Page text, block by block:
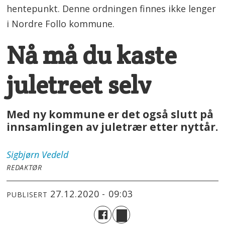
hentepunkt. Denne ordningen finnes ikke lenger
i Nordre Follo kommune.
Nå må du kaste
juletreet selv
Med ny kommune er det også slutt på
innsamlingen av juletrær etter nyttår.
Sigbjørn Vedeld
REDAKTØR
PUBLISERT 27.12.2020 - 09:03